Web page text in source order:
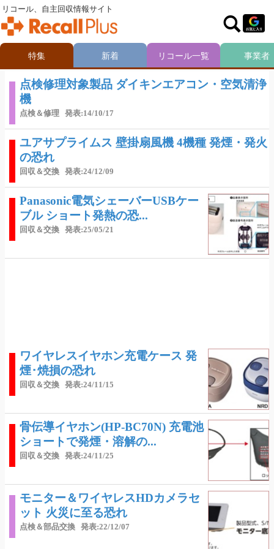
点検修理対象製品 ダイキンエアコン・空気清浄
機
点検＆修理 発表:14/10/17
ユアサプライムス 壁掛扇風機 4機種 発煙・発火
の恐れ
回収＆交換 発表:24/12/09
Panasonic電気シェーバーUSBケー
ブル ショート発熱の恐...
回収＆交換 発表:25/05/21
ワイヤレスイヤホン充電ケース 発
煙･焼損の恐れ
回収＆交換 発表:24/11/15
骨伝導イヤホン(HP-BC70N) 充電池
ショートで発煙・溶解の...
回収＆交換 発表:24/11/25
モニター＆ワイヤレスHDカメラセ
ット 火災に至る恐れ
点検＆部品交換 発表:22/12/07
リコール、自主回収情報サイト
特集 新着 リコール一覧 事業者